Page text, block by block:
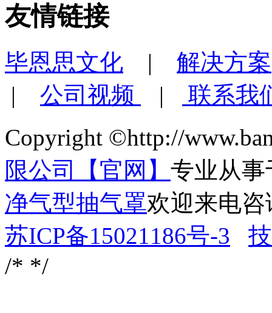
友情链接
毕恩思文化 | 解决方案
| 公司视频 |
联系我
Copyright ©http://
限公司【官网】 专业从事
净气型抽气罩欢迎来电咨
苏ICP备15021186号-3
/* */